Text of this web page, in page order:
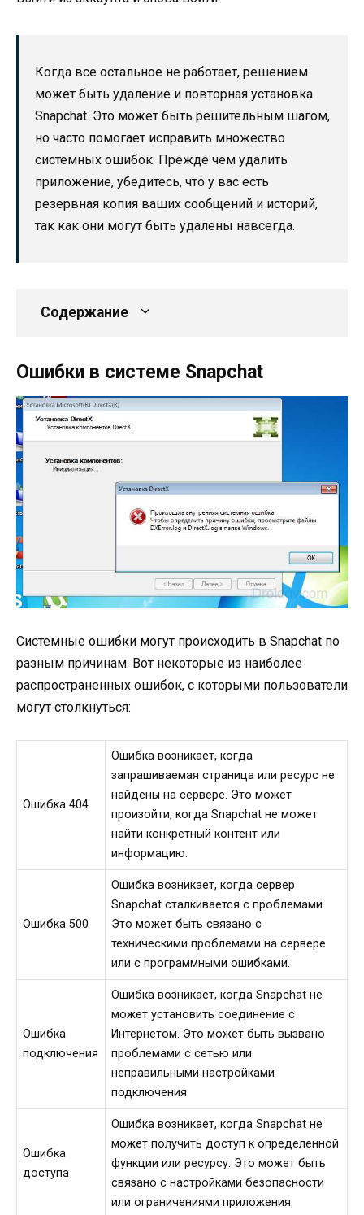
Когда все остальное не работает, решением
может быть удаление и повторная установка
Snapchat. Это может быть решительным шагом,
но часто помогает исправить множество
системных ошибок. Прежде чем удалить
приложение, убедитесь, что у вас есть
резервная копия ваших сообщений и историй,
так как они могут быть удалены навсегда.
Содержание
Ошибки в системе Snapchat
Системные ошибки могут происходить в Snapchat по
разным причинам. Вот некоторые из наиболее
распространенных ошибок, с которыми пользователи
могут столкнуться:
Ошибка 404
Ошибка возникает, когда
запрашиваемая страница или ресурс не
найдены на сервере. Это может
произойти, когда Snapchat не может
найти конкретный контент или
информацию.
Ошибка 500
Ошибка возникает, когда сервер
Snapchat сталкивается с проблемами.
Это может быть связано с
техническими проблемами на сервере
или с программными ошибками.
Ошибка
подключения
Ошибка возникает, когда Snapchat не
может установить соединение с
Интернетом. Это может быть вызвано
проблемами с сетью или
неправильными настройками
подключения.
Ошибка
доступа
Ошибка возникает, когда Snapchat не
может получить доступ к определенной
функции или ресурсу. Это может быть
связано с настройками безопасности
или ограничениями приложения.